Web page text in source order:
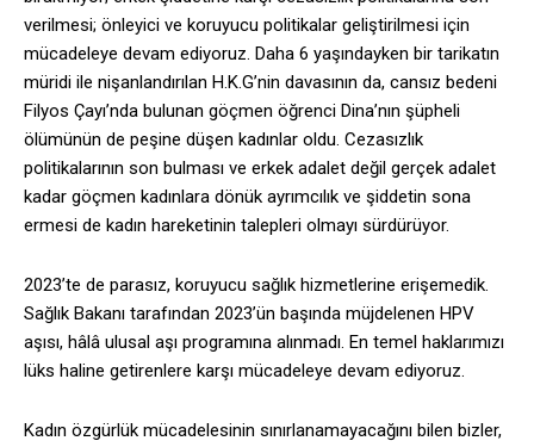
verilmesi; önleyici ve koruyucu politikalar geliştirilmesi için
mücadeleye devam ediyoruz. Daha 6 yaşındayken bir tarikatın
müridi ile nişanlandırılan H.K.G’nin davasının da, cansız bedeni
Filyos Çayı’nda bulunan göçmen öğrenci Dina’nın şüpheli
ölümünün de peşine düşen kadınlar oldu. Cezasızlık
politikalarının son bulması ve erkek adalet değil gerçek adalet
kadar göçmen kadınlara dönük ayrımcılık ve şiddetin sona
ermesi de kadın hareketinin talepleri olmayı sürdürüyor.
2023’te de parasız, koruyucu sağlık hizmetlerine erişemedik.
Sağlık Bakanı tarafından 2023’ün başında müjdelenen HPV
aşısı, hâlâ ulusal aşı programına alınmadı. En temel haklarımızı
lüks haline getirenlere karşı mücadeleye devam ediyoruz.
Kadın özgürlük mücadelesinin sınırlanamayacağını bilen bizler,